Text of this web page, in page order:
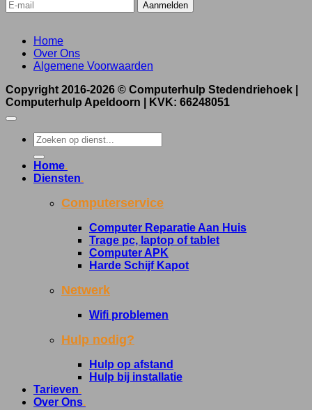
Home
Over Ons
Algemene Voorwaarden
Copyright 2016-2026 © Computerhulp Stedendriehoek |
Computerhulp Apeldoorn | KVK: 66248051
Home.
Diensten.
Computerservice
Computer Reparatie Aan Huis
Trage pc, laptop of tablet
Computer APK
Harde Schijf Kapot
Netwerk
Wifi problemen
Hulp nodig?
Hulp op afstand
Hulp bij installatie
Tarieven.
Over Ons.